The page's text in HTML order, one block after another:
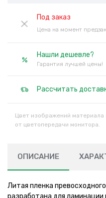
Под заказ
Цена на момент
Нашли дешевле?
Гарантия лучшей цены!
Рассчитать
Цвет изображений
от цветопередачи монитора.
ОПИСАНИЕ
Литая пленка
разработана для